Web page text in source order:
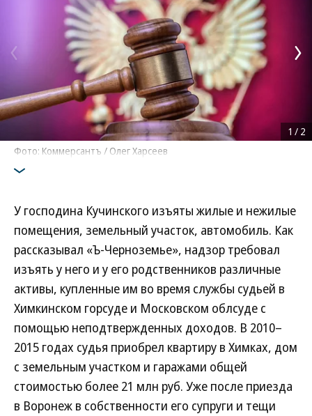
Фото: Коммерсантъ / Олег Харсеев
1 / 2
У господина Кучинского изъяты жилые и нежилые
помещения, земельный участок, автомобиль. Как
рассказывал «Ъ-Черноземье», надзор требовал
изъять у него и у его родственников различные
активы, купленные им во время службы судьей в
Химкинском горсуде и Московском облсуде с
помощью неподтвержденных доходов. В 2010–
2015 годах судья приобрел квартиру в Химках, дом
с земельным участком и гаражами общей
стоимостью более 21 млн руб. Уже после приезда
в Воронеж в собственности его супруги и тещи